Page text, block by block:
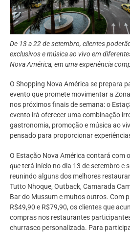
De 13 a 22 de setembro, clientes
exclusivos e música ao vivo em
Nova América, em uma experiência
O Shopping Nova América se prepara
evento que promete movimentar a
nos próximos finais de semana: o
evento irá oferecer uma combinação
gastronomia, promoção e música ao
pensado para proporcionar
O Estação Nova América contará com o
queterá início no dia 13 de setembro e
reunindo alguns dos melhores
Tutto Nhoque, Outback, Camarada
Bar do Mussum e muitos outros. Com
R$49,90 e R$79,90, os clientes que
compras nos restaurantes
churrasco personalizada. Para